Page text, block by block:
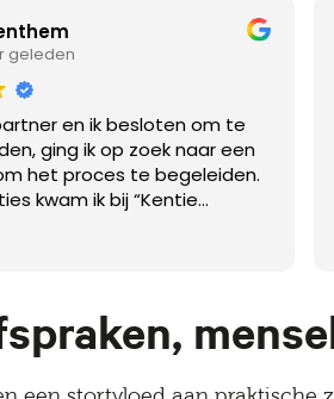
geleden
en ik besloten om te
ging ik op zoek naar een
het proces te begeleiden.
kwam ik bij “Kentie
voor familierecht”
ik door mr. Anouk Thomas
blijkt volledig te kloppen.
vriendelijk, maar ook